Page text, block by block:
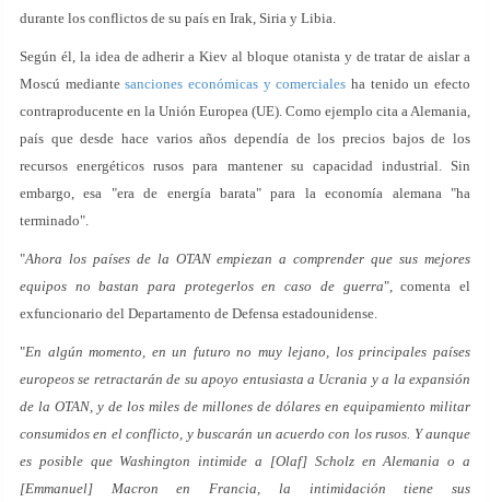
durante los conflictos de su país en Irak, Siria y Libia.
Según él, la idea de adherir a Kiev al bloque otanista y de tratar de aislar a
Moscú mediantesanciones económicas y comerciales ha tenido un efecto
contraproducente en la Unión Europea (UE). Como ejemplo cita a Alemania,
país que desde hace varios años dependía de los precios bajos de los
recursos energéticos rusos para mantener su capacidad industrial. Sin
embargo, esa "era de energía barata" para la economía alemana "ha
terminado".
"Ahora los países de la OTAN empiezan a comprender que sus mejores
equipos no bastan para protegerlos en caso de guerra", comenta el
exfuncionario del Departamento de Defensa estadounidense.
"En algún momento, en un futuro no muy lejano, los principales países
europeos se retractarán de su apoyo entusiasta a Ucrania y a la expansión
de la OTAN, y de los miles de millones de dólares en equipamiento militar
consumidos en el conflicto, y buscarán un acuerdo con los rusos. Y aunque
es posible que Washington intimide a [Olaf] Scholz en Alemania o a
[Emmanuel] Macron en Francia, la intimidación tiene sus